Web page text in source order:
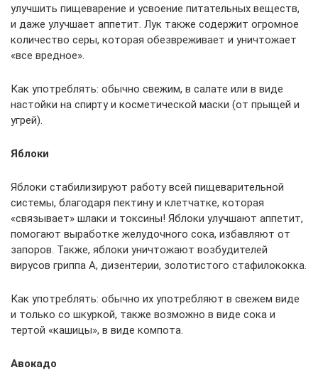
улучшить пищеварение и усвоение питательных веществ,
и даже улучшает аппетит. Лук также содержит огромное
количество серы, которая обезвреживает и уничтожает
«все вредное».
Как употреблять: обычно свежим, в салате или в виде
настойки на спирту и косметической маски (от прыщей и
угрей).
Яблоки
Яблоки стабилизируют работу всей пищеварительной
системы, благодаря пектину и клетчатке, которая
«связывает» шлаки и токсины! Яблоки улучшают аппетит,
помогают выработке желудочного сока, избавляют от
запоров. Также, яблоки уничтожают возбудителей
вирусов гриппа А, дизентерии, золотистого стафилококка.
Как употреблять: обычно их употребляют в свежем виде
и только со шкуркой, также возможно в виде сока и
тертой «кашицы», в виде компота.
Авокадо